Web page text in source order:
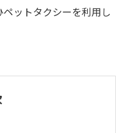
ットタクシーを利用し